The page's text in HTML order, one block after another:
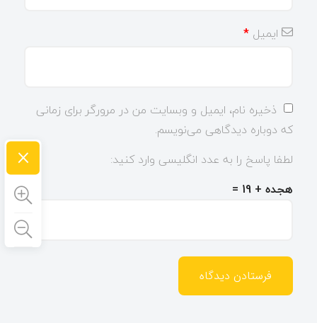
ایمیل *
ذخیره نام، ایمیل و وبسایت من در مرورگر برای زمانی
که دوباره دیدگاهی می‌نویسم.
لطفا پاسخ را به عدد انگلیسی وارد کنید:
هجده + 19 =
×